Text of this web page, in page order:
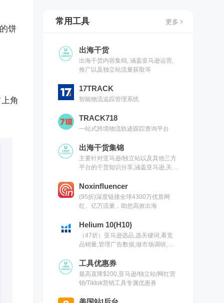
饼
角
常用工具 更多
出海干货
出海干货内容集锦, 涵盖亚马逊运营,
推广以及独立站流量获取等
17TRACK
智能物流追踪管理系统
TRACK718
一站式跨境物流轨迹跟踪查询平台
出海干货集锦
主要针对亚马逊/独立站以及其他三方
平台的干货知识分享,涵盖亚马逊,关键
具以及出海干货集锦,欢迎关注
Noxinfluencer
(95折)深度链接全球4300万优质网
红、亿万流量，助您高效出海
Helium 10(H10)
（47折）亚马逊选品,选关键词,看竞
品销量,管理广告数据,做市场调研,有
工具优惠券
最高直降$200,亚马逊/独立站/网红营
销/Tiktok营销工具专属优惠券